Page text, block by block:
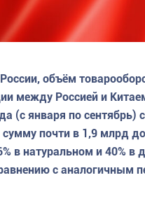
объём
между Россией и
(с января по сентябрь)
сумму почти в 1,9 млрд
в натуральном и 40% в
с аналогичным